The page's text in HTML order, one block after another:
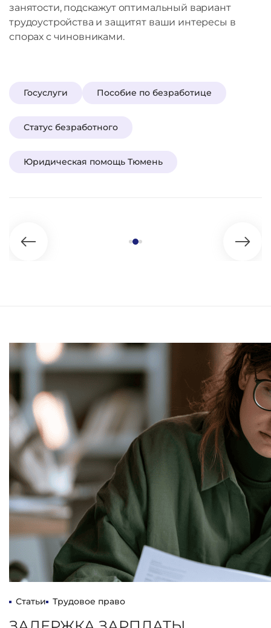
занятости, подскажут оптимальный вариант
трудоустройства и защитят ваши интересы в
спорах с чиновниками.
Госуслуги Пособие по безработице
Статус безработного
Юридическая помощь Тюмень
Статьи Трудовое право